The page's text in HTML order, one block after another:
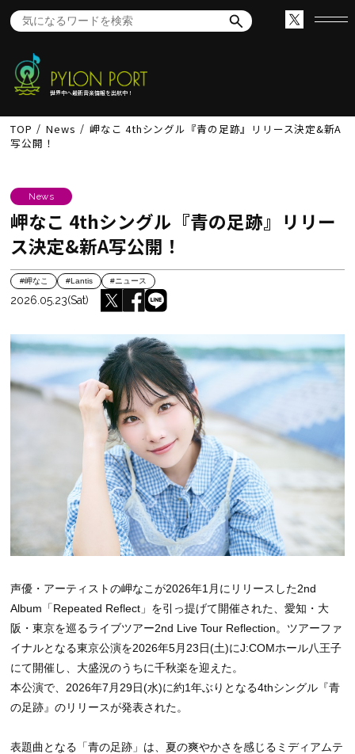
世界中へ最新音楽情報を出航中！
TOP News
岬なこ 4thシングル『青の足跡』リリース決定&新A
写公開！
News
岬なこ 4thシングル『青の足跡』リリー
ス決定&新A写公開！
#岬なこ #Lantis #ニュース
2026.05.23(Sat)
声優・アーティストの岬なこが2026年1月にリリースした2nd
Album「Repeated Reflect」を引っ提げて開催された、愛知・大
阪・東京を巡るライブツアー2nd Live Tour Reflection。ツアーファ
イナルとなる東京公演を2026年5月23日(土)にJ:COMホール八王子
にて開催し、大盛況のうちに千秋楽を迎えた。
本公演で、2026年7月29日(水)に約1年ぶりとなる4thシングル『青
の足跡』のリリースが発表された。
表題曲となる「青の足跡」は、夏の爽やかさを感じるミディアムテ